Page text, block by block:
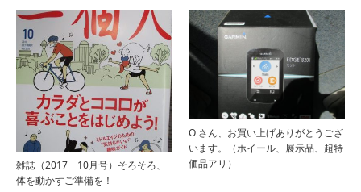
雑誌（2017 10月号）そろそろ、
体を動かすご準備を！
O さん、お買い上げありがとうござ
います。（ホイール、展示品、超特
価品アリ）